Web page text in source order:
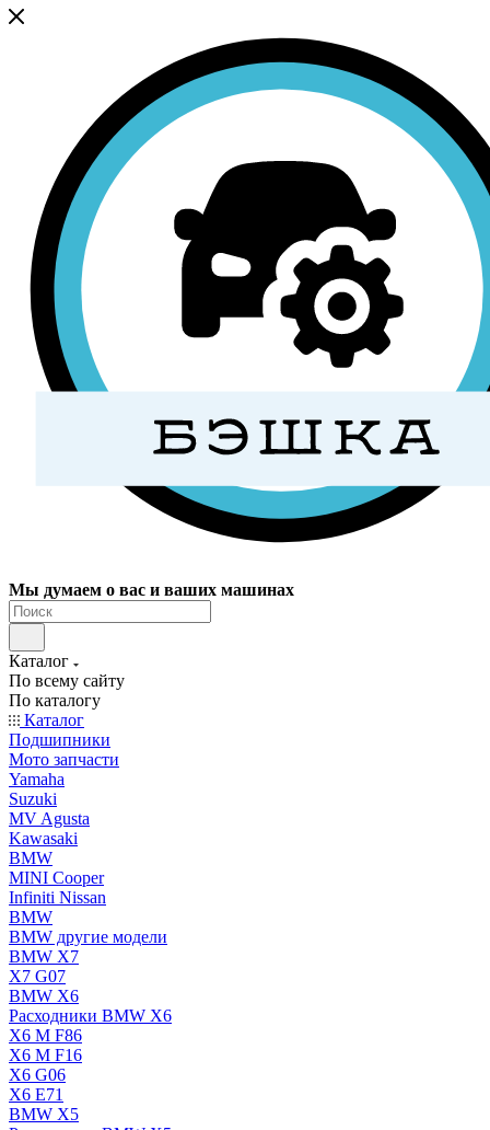
Мы думаем о вас и ваших машинах
Каталог
По всему сайту
По каталогу
Каталог
Подшипники
Мото запчасти
Yamaha
Suzuki
MV Agusta
Kawasaki
BMW
MINI Cooper
Infiniti Nissan
BMW
BMW другие модели
BMW X7
X7 G07
BMW X6
Расходники BMW X6
X6 M F86
X6 M F16
X6 G06
X6 E71
BMW X5